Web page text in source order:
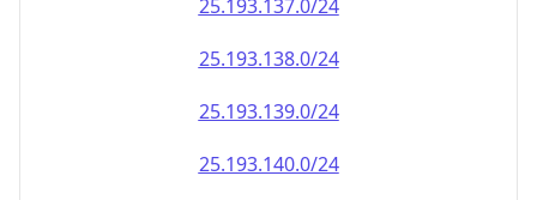
25.193.138.0/24
25.193.139.0/24
25.193.140.0/24